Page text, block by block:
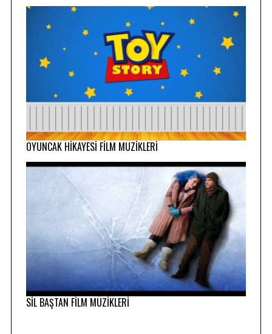
OYUNCAK HİKAYESİ FİLM MÜZİKLERİ
SİL BAŞTAN FİLM MÜZİKLERİ